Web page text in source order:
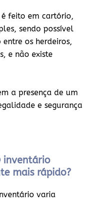
feito em cartório,
sendo possível
entre os herdeiros,
e não existe
a presença de um
e segurança
inventário
mais rápido?
varia